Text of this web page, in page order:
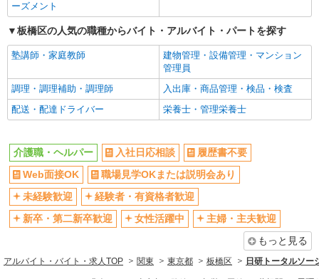
はさらに時給＋50円（再入社者は除く） ◎夜勤1
勤務（時給制）：26,280円〜28,360円
正社員
そんぽの家 板橋徳丸/1007aa1
【介護福祉士】 月給：305,300円 年収例：410
万円〜 ※下記毎月平均的に支払われる手当を含み
ます。 ・職務手当 ・特別職務手当 ・特別地域手
当 ・（東京都）居住支援特別手当 ・働きがい向上
・夜勤手当（月平均5回分） ※居住支援特別手当
は勤続5年目までの方はさらに1万円支給（再入社
は除く） ◎賞与：基本給2.08ヶ月分/年支給 ◎残
業時は別途時間外手当支給（超過1分〜）
東京都板橋区徳丸6丁目1-11
キープ 詳細を見る
アルバイト パート
そんぽの家S 板橋若木/2041bc3
登録ヘルパー
時給：1,270円 ーーーーーーー 【資格取得
＊日曜祝日：時給1,920円〜 ーーーーーーー
東京都板橋区若木3丁目3-1
主婦・主夫歓迎
学歴不問
ブランクOK
ミドル（40代～）活躍中
エルダー（50代～）活躍中
昇給あり
週払い
週2～3日勤務OK
10時～勤務OK
16時前退社OK
禁煙・分煙
残業ほぼなし
転勤なし
登録制
交通費支給
社会保険あり
社割・特典あり
研修制度あり
同じ職種から求人を探す
ーズメント
板橋区の人気の職種からバイト・アルバイト・パートを探す
塾講師・家庭教師
建物管理・設備管理・マンション
管理員
調理・調理補助・調理師
入出庫・商品管理・検品・検査
配送・配達ドライバー
栄養士・管理栄養士
介護職・ヘルパー 入社日応相談
履歴書不要
Web面接OK
職場見学OKまたは説明会あり
未経験歓迎
経験者・有資格者歓迎
新卒・第二新卒歓迎
女性活躍中
主婦・主夫歓迎
もっと見る
アルバイト・バイト・求人TOP 関東 東京都 板橋区 日研トータルソ